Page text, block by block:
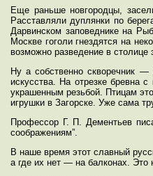
Еще раньше новгородцы,
Расставляли дуплянки по
Дарвинском заповеднике на
Москве гоголи гнездятся на
возможно разведение в
Ну а собственно скворечник
искусства. На отрезке бревна
украшенным резьбой. Птицам
игрушки в Загорске. Уже сама
Профессор Г. П. Дементьев
соображениям”.
В наше время этот славный
а где их нет — на балконах. Это